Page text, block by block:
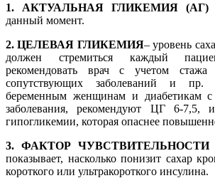
1. АКТУАЛЬНАЯ ГЛИКЕМИЯ (АГ)
данный момент.
2. ЦЕЛЕВАЯ ГЛИКЕМИЯ– уровень
должен стремиться каждый
рекомендовать врач с учетом стажа
сопутствующих заболеваний и пр.
беременным женщинам и диабетикам с
заболевания, рекомендуют ЦГ 6-7,5,
гипогликемии, которая опаснее
3. ФАКТОР
показывает, насколько понизит сахар
короткого или ультракороткого инсулина.